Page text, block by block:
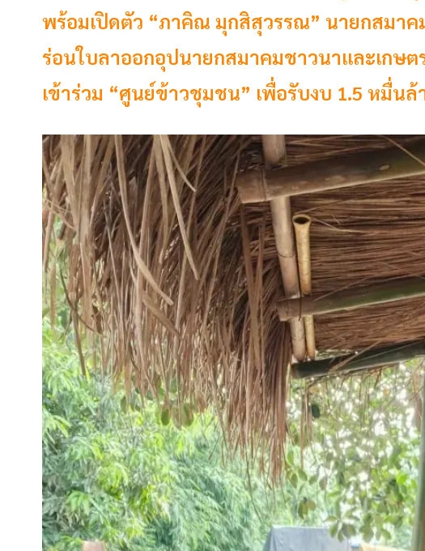
พร้อมเปิดตัว “ภาคิณ มุกสิสุวรรณ” นายกสมา
ร่อนใบลาออกอุปนายกสมาคมชาวนาและเกษ
เข้าร่วม “ศูนย์ข้าวชุมชน” เพื่อรับงบ 1.5 หมื่นล้